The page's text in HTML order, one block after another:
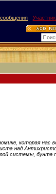
·
которая нас
над
системы, бунта